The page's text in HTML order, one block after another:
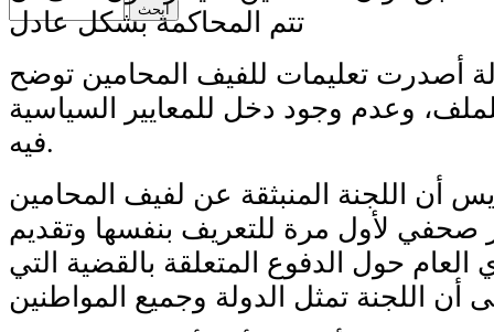
تتم المحاكمة بشكل عادل
أصدرت تعليمات للفيف المحامين توضح
وعدم وجود دخل للمعايير السياسية
فيه.
أن اللجنة المنبثقة عن لفيف المحامين
لأول مرة للتعريف بنفسها وتقديم
العام حول الدفوع المتعلقة بالقضية التي